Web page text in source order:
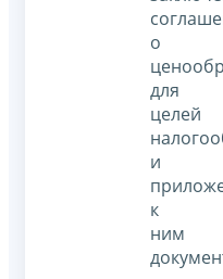
о
для
целей
и
к
ним